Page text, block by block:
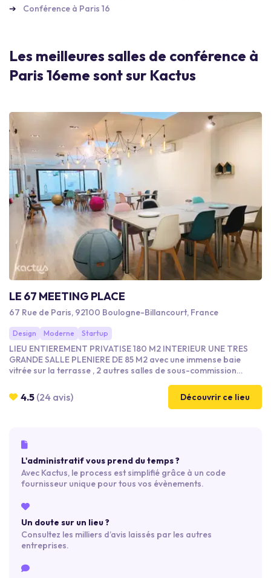
Conférence à Paris 16
Les meilleures salles de conférence à
Paris 16eme sont sur Kactus
LE 67 MEETING PLACE
67 Rue de Paris, 92100 Boulogne-Billancourt, France
Design Moderne Startup
LIEU ENTIEREMENT PRIVATISE 180 M2 INTERIEUR UNE TRES
GRANDE SALLE PLENIERE DE 85 M2 avec une immense baie
vitrée sur la terrasse , 2 autres salles de sous-commission
avec un bar convivial A PRIVATISER POUR - journées d'études -
séminaires - soirées ( avec DJ, karaoké etc.. ) - teambuilding -
4.5 (24 avis) Découvrir ce lieu
L'administratif vous prend du temps ?
Avec Kactus, le process est simplifié grâce à un code
fournisseur unique pour tous vos évènements.
Un doute sur un lieu ?
Consultez les milliers d’avis laissés par les autres
entreprises.